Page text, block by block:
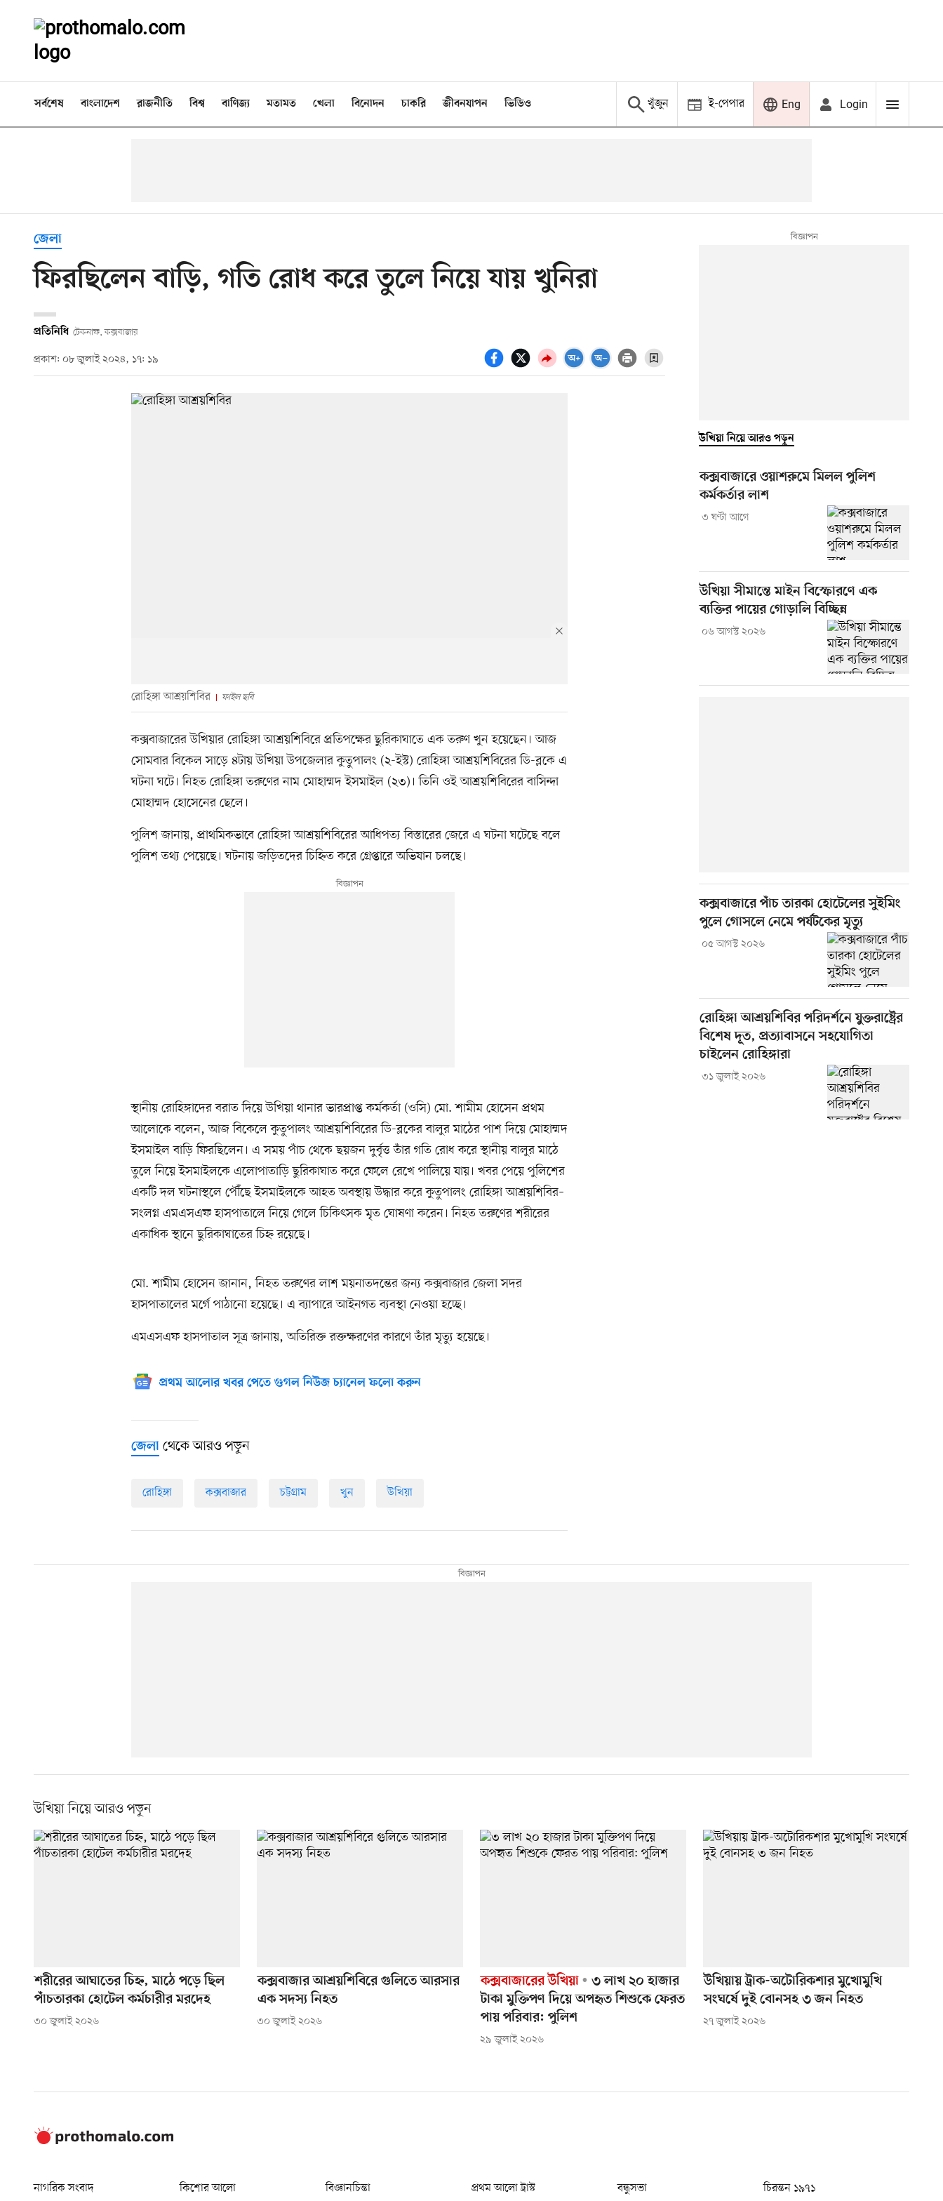
সর্বশেষ বাংলাদেশ রাজনীতি বিশ্ব বাণিজ্য মতামত খেলা বিনোদন চাকরি জীবনযাপন ভিডিও খুঁজুন ই-পেপার Eng Login
জেলা
ফিরছিলেন বাড়ি, গতি রোধ করে তুলে নিয়ে যায় খুনিরা
প্রতিনিধি টেকনাফ, কক্সবাজার
প্রকাশ: ০৮ জুলাই ২০২৪, ১৭: ১৯
রোহিঙ্গা আশ্রয়শিবির ফাইল ছবি
কক্সবাজারের উখিয়ার রোহিঙ্গা আশ্রয়শিবিরে প্রতিপক্ষের ছুরিকাঘাতে এক তরুণ খুন হয়েছেন। আজ
সোমবার বিকেল সাড়ে ৪টায় উখিয়া উপজেলার কুতুপালং (২-ইস্ট) রোহিঙ্গা আশ্রয়শিবিরের ডি-ব্লকে এ
ঘটনা ঘটে। নিহত রোহিঙ্গা তরুণের নাম মোহাম্মদ ইসমাইল (২৩)। তিনি ওই আশ্রয়শিবিরের বাসিন্দা
মোহাম্মদ হোসেনের ছেলে।
পুলিশ জানায়, প্রাথমিকভাবে রোহিঙ্গা আশ্রয়শিবিরের আধিপত্য বিস্তারের জেরে এ ঘটনা ঘটেছে বলে
পুলিশ তথ্য পেয়েছে। ঘটনায় জড়িতদের চিহ্নিত করে গ্রেপ্তারে অভিযান চলছে।
স্থানীয় রোহিঙ্গাদের বরাত দিয়ে উখিয়া থানার ভারপ্রাপ্ত কর্মকর্তা (ওসি) মো. শামীম হোসেন প্রথম
আলোকে বলেন, আজ বিকেলে কুতুপালং আশ্রয়শিবিরের ডি-ব্লকের বালুর মাঠের পাশ দিয়ে মোহাম্মদ
ইসমাইল বাড়ি ফিরছিলেন। এ সময় পাঁচ থেকে ছয়জন দুর্বৃত্ত তাঁর গতি রোধ করে স্থানীয় বালুর মাঠে
তুলে নিয়ে ইসমাইলকে এলোপাতাড়ি ছুরিকাঘাত করে ফেলে রেখে পালিয়ে যায়। খবর পেয়ে পুলিশের
একটি দল ঘটনাস্থলে পৌঁছে ইসমাইলকে আহত অবস্থায় উদ্ধার করে কুতুপালং রোহিঙ্গা আশ্রয়শিবির–
সংলগ্ন এমএসএফ হাসপাতালে নিয়ে গেলে চিকিৎসক মৃত ঘোষণা করেন। নিহত তরুণের শরীরের
একাধিক স্থানে ছুরিকাঘাতের চিহ্ন রয়েছে।
মো. শামীম হোসেন জানান, নিহত তরুণের লাশ ময়নাতদন্তের জন্য কক্সবাজার জেলা সদর
হাসপাতালের মর্গে পাঠানো হয়েছে। এ ব্যাপারে আইনগত ব্যবস্থা নেওয়া হচ্ছে।
এমএসএফ হাসপাতাল সূত্র জানায়, অতিরিক্ত রক্তক্ষরণের কারণে তাঁর মৃত্যু হয়েছে।
প্রথম আলোর খবর পেতে গুগল নিউজ চ্যানেল ফলো করুন
জেলা থেকে আরও পড়ুন
রোহিঙ্গা কক্সবাজার চট্টগ্রাম খুন উখিয়া
উখিয়া নিয়ে আরও পড়ুন
কক্সবাজারে ওয়াশরুমে মিলল পুলিশ
কর্মকর্তার লাশ
৩ ঘণ্টা আগে
উখিয়া সীমান্তে মাইন বিস্ফোরণে এক
ব্যক্তির পায়ের গোড়ালি বিচ্ছিন্ন
০৬ আগস্ট ২০২৬
কক্সবাজারে পাঁচ তারকা হোটেলের সুইমিং
পুলে গোসলে নেমে পর্যটকের মৃত্যু
০৫ আগস্ট ২০২৬
রোহিঙ্গা আশ্রয়শিবির পরিদর্শনে যুক্তরাষ্ট্রের
বিশেষ দূত, প্রত্যাবাসনে সহযোগিতা
চাইলেন রোহিঙ্গারা
৩১ জুলাই ২০২৬
উখিয়া নিয়ে আরও পড়ুন
শরীরের আঘাতের চিহ্ন, মাঠে পড়ে ছিল
পাঁচতারকা হোটেল কর্মচারীর মরদেহ
৩০ জুলাই ২০২৬
কক্সবাজার আশ্রয়শিবিরে গুলিতে আরসার
এক সদস্য নিহত
৩০ জুলাই ২০২৬
কক্সবাজারের উখিয়া
৩ লাখ ২০ হাজার
টাকা মুক্তিপণ দিয়ে অপহৃত শিশুকে ফেরত
পায় পরিবার: পুলিশ
২৯ জুলাই ২০২৬
উখিয়ায় ট্রাক-অটোরিকশার মুখোমুখি
সংঘর্ষে দুই বোনসহ ৩ জন নিহত
২৭ জুলাই ২০২৬
নাগরিক সংবাদ কিশোর আলো বিজ্ঞানচিন্তা প্রথম আলো ট্রাস্ট বন্ধুসভা চিরন্তন ১৯৭১